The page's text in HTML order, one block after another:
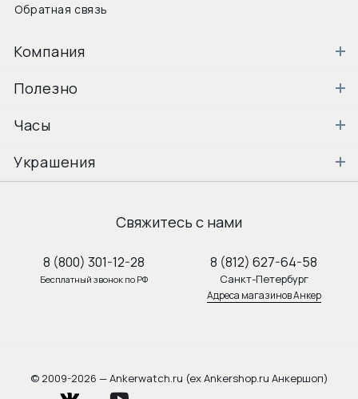
Обратная связь
Компания
Полезно
Часы
Украшения
Свяжитесь с нами
8 (800) 301-12-28
Бесплатный звонок по РФ
8 (812) 627-64-58
Санкт-Петербург
Адреса магазинов Анкер
© 2009-2026 — Ankerwatch.ru (ex Ankershop.ru Анкершоп)
vkontakte youtube